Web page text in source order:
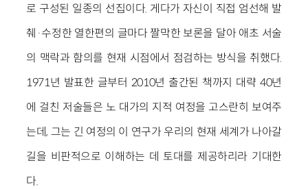
로 구성된 일종의 선집이다. 게다가 자신이 직접 엄선해 발
췌·수정한 열한편의 글마다 짤막한 보론을 달아 애초 서술
의 맥락과 함의를 현재 시점에서 점검하는 방식을 취했다.
1971년 발표한 글부터 2010년 출간된 책까지 대략 40년
에 걸친 저술들은 노 대가의 지적 여정을 고스란히 보여주
는데, 그는 긴 여정의 이 연구가 우리의 현재 세계가 나아갈
길을 비판적으로 이해하는 데 토대를 제공하리라 기대한
다.